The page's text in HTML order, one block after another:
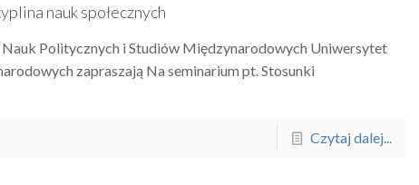
nauk społecznych
Politycznych i Studiów Międzynarodowych Uniwersytet
zapraszają Na seminarium pt. Stosunki
Czytaj dalej...